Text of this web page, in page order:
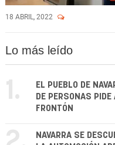
18 ABRIL, 2022
Lo más leído
1.
EL PUEBLO DE
DE PERSONAS PIDE
FRONTÓN
NAVARRA SE